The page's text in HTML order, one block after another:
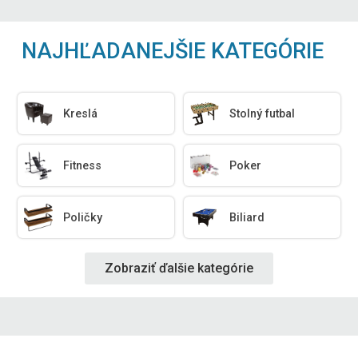
NAJHĽADANEJŠIE KATEGÓRIE
Kreslá Stolný futbal
Fitness Poker
Poličky Biliard
Zobraziť ďalšie kategórie